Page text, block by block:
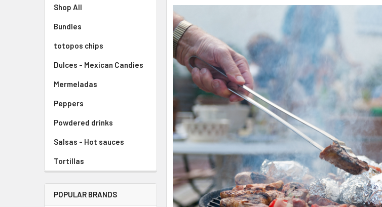
Shop All
Bundles
totopos chips
Dulces - Mexican Candies
Mermeladas
Peppers
Powdered drinks
Salsas - Hot sauces
Tortillas
POPULAR BRANDS